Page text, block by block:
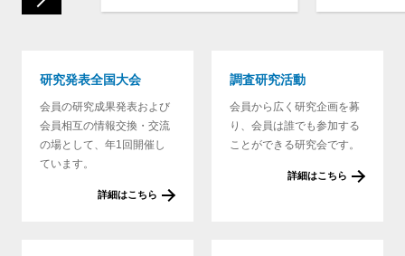
10
研究発表全国大会
会員の研究成果発表および
会員相互の情報交換・交流
の場として、年1回開催し
ています。
詳細はこちら
調査研究活動
会員から広く研究企画を募
り、会員は誰でも参加する
ことができる研究会です。
詳細はこちら